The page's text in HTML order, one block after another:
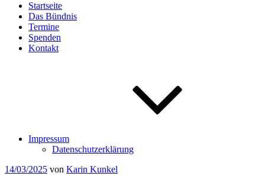
Startseite
Das Bündnis
Termine
Spenden
Kontakt
Impressum
Datenschutzerklärung
Veröffentlicht
14/03/2025 von Karin Kunkel